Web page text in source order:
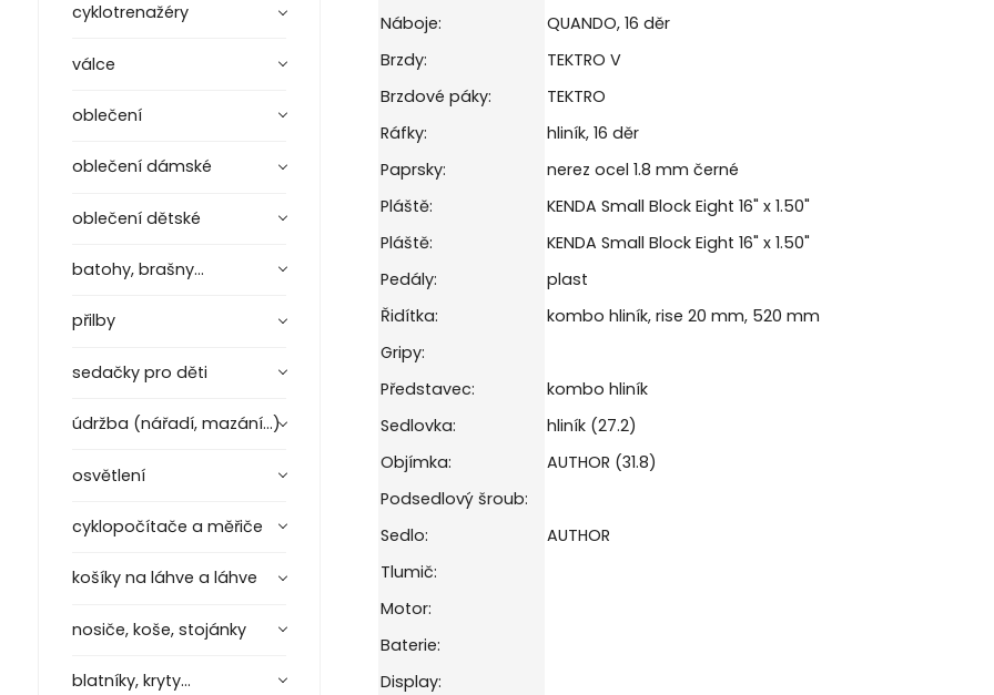
cyklotrenažéry
válce
oblečení
oblečení dámské
oblečení dětské
batohy, brašny...
přilby
sedačky pro děti
údržba (nářadí, mazání...)
osvětlení
cyklopočítače a měřiče
košíky na láhve a láhve
nosiče, koše, stojánky
blatníky, kryty...
Náboje:
QUANDO, 16 děr
Brzdy:
TEKTRO V
Brzdové páky:
TEKTRO
Ráfky:
hliník, 16 děr
Paprsky:
nerez ocel 1.8 mm černé
Pláště:
KENDA Small Block Eight 16" x 1.50"
Pláště:
KENDA Small Block Eight 16" x 1.50"
Pedály:
plast
Řidítka:
kombo hliník, rise 20 mm, 520 mm
Gripy:
Představec:
kombo hliník
Sedlovka:
hliník (27.2)
Objímka:
AUTHOR (31.8)
Podsedlový šroub:
Sedlo:
AUTHOR
Tlumič:
Motor:
Baterie:
Display: